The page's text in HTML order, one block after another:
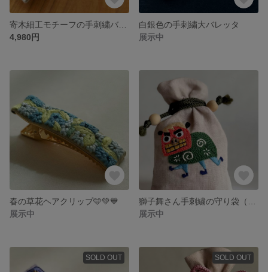
4,980円
白銀色の手刺繍大バレッタ
展示中
春の草花ヘアクリップ🩵💚💙
展示中
展示中
SOLD OUT SOLD OUT